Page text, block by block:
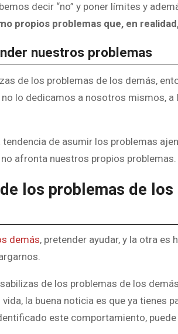
decir “no” y poner límites y
propios problemas que, en
nuestros problemas
de los problemas de los demás,
lo dedicamos a nosotros mismos, a
de asumir los problemas
afronta nuestros propios problemas.
los problemas de
demás, pretender ayudar, y la otra es
de los problemas de los
la buena noticia es que ya tienes
este comportamiento,